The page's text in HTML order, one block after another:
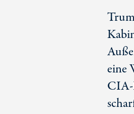
eine